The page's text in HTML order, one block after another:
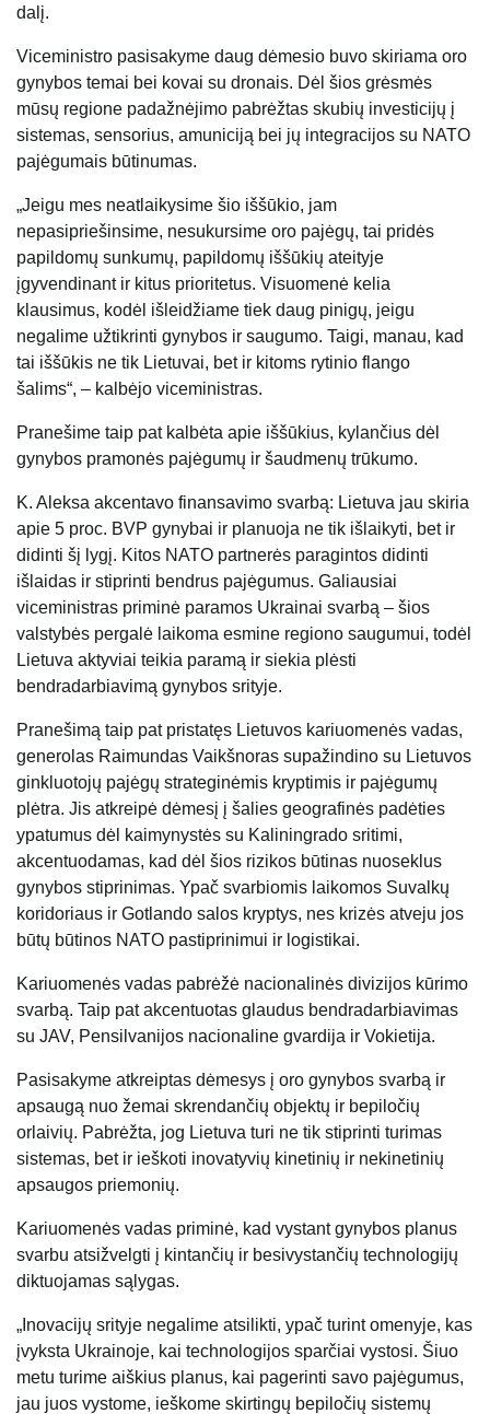
dalį.
Viceministro pasisakyme daug dėmesio buvo skiriama oro
gynybos temai bei kovai su dronais. Dėl šios grėsmės
mūsų regione padažnėjimo pabrėžtas skubių investicijų į
sistemas, sensorius, amuniciją bei jų integracijos su NATO
pajėgumais būtinumas.
„Jeigu mes neatlaikysime šio iššūkio, jam
nepasipriešinsime, nesukursime oro pajėgų, tai pridės
papildomų sunkumų, papildomų iššūkių ateityje
įgyvendinant ir kitus prioritetus. Visuomenė kelia
klausimus, kodėl išleidžiame tiek daug pinigų, jeigu
negalime užtikrinti gynybos ir saugumo. Taigi, manau, kad
tai iššūkis ne tik Lietuvai, bet ir kitoms rytinio flango
šalims“, – kalbėjo viceministras.
Pranešime taip pat kalbėta apie iššūkius, kylančius dėl
gynybos pramonės pajėgumų ir šaudmenų trūkumo.
K. Aleksa akcentavo finansavimo svarbą: Lietuva jau skiria
apie 5 proc. BVP gynybai ir planuoja ne tik išlaikyti, bet ir
didinti šį lygį. Kitos NATO partnerės paragintos didinti
išlaidas ir stiprinti bendrus pajėgumus. Galiausiai
viceministras priminė paramos Ukrainai svarbą – šios
valstybės pergalė laikoma esmine regiono saugumui, todėl
Lietuva aktyviai teikia paramą ir siekia plėsti
bendradarbiavimą gynybos srityje.
Pranešimą taip pat pristatęs Lietuvos kariuomenės vadas,
generolas Raimundas Vaikšnoras supažindino su Lietuvos
ginkluotojų pajėgų strateginėmis kryptimis ir pajėgumų
plėtra. Jis atkreipė dėmesį į šalies geografinės padėties
ypatumus dėl kaimynystės su Kaliningrado sritimi,
akcentuodamas, kad dėl šios rizikos būtinas nuoseklus
gynybos stiprinimas. Ypač svarbiomis laikomos Suvalkų
koridoriaus ir Gotlando salos kryptys, nes krizės atveju jos
būtų būtinos NATO pastiprinimui ir logistikai.
Kariuomenės vadas pabrėžė nacionalinės divizijos kūrimo
svarbą. Taip pat akcentuotas glaudus bendradarbiavimas
su JAV, Pensilvanijos nacionaline gvardija ir Vokietija.
Pasisakyme atkreiptas dėmesys į oro gynybos svarbą ir
apsaugą nuo žemai skrendančių objektų ir bepiločių
orlaivių. Pabrėžta, jog Lietuva turi ne tik stiprinti turimas
sistemas, bet ir ieškoti inovatyvių kinetinių ir nekinetinių
apsaugos priemonių.
Kariuomenės vadas priminė, kad vystant gynybos planus
svarbu atsižvelgti į kintančių ir besivystančių technologijų
diktuojamas sąlygas.
„Inovacijų srityje negalime atsilikti, ypač turint omenyje, kas
įvyksta Ukrainoje, kai technologijos sparčiai vystosi. Šiuo
metu turime aiškius planus, kai pagerinti savo pajėgumus,
jau juos vystome, ieškome skirtingų bepiločių sistemų